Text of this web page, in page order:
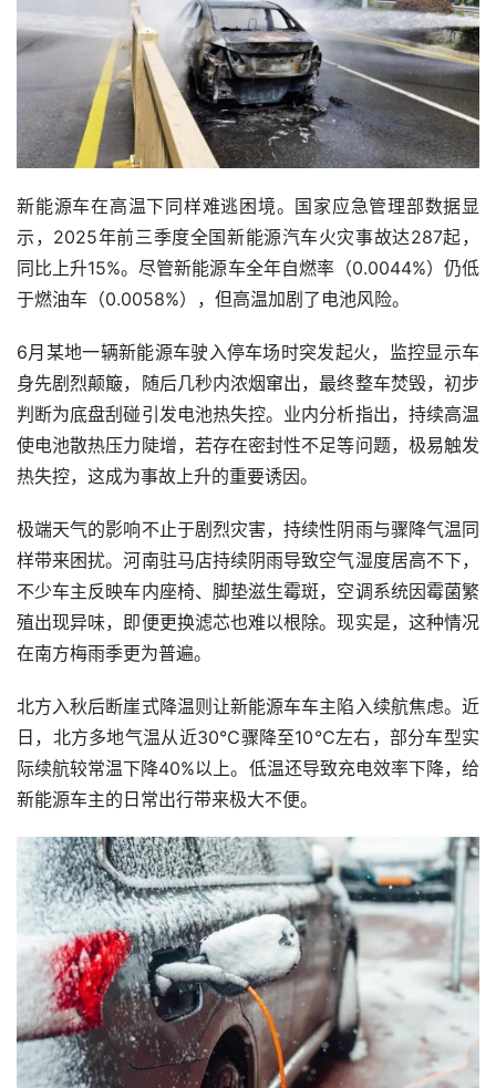
新能源车在高温下同样难逃困境。国家应急管理部数据显
示，2025年前三季度全国新能源汽车火灾事故达287起，
同比上升15%。尽管新能源车全年自燃率（0.0044%）仍低
于燃油车（0.0058%），但高温加剧了电池风险。
6月某地一辆新能源车驶入停车场时突发起火，监控显示车
身先剧烈颠簸，随后几秒内浓烟窜出，最终整车焚毁，初步
判断为底盘刮碰引发电池热失控。业内分析指出，持续高温
使电池散热压力陡增，若存在密封性不足等问题，极易触发
热失控，这成为事故上升的重要诱因。
极端天气的影响不止于剧烈灾害，持续性阴雨与骤降气温同
样带来困扰。河南驻马店持续阴雨导致空气湿度居高不下，
不少车主反映车内座椅、脚垫滋生霉斑，空调系统因霉菌繁
殖出现异味，即便更换滤芯也难以根除。现实是，这种情况
在南方梅雨季更为普遍。
北方入秋后断崖式降温则让新能源车车主陷入续航焦虑。近
日，北方多地气温从近30℃骤降至10℃左右，部分车型实
际续航较常温下降40%以上。低温还导致充电效率下降，给
新能源车主的日常出行带来极大不便。